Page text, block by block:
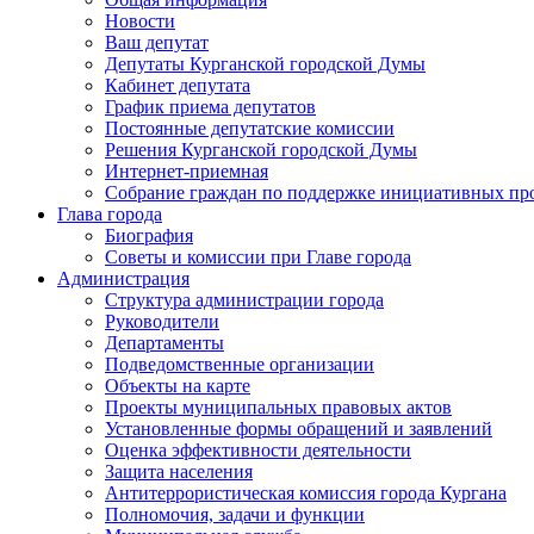
Новости
Ваш депутат
Депутаты Курганской городской Думы
Кабинет депутата
График приема депутатов
Постоянные депутатские комиссии
Решения Курганской городской Думы
Интернет-приемная
Собрание граждан по поддержке инициативных
Глава города
Биография
Советы и комиссии при Главе города
Администрация
Структура администрации города
Руководители
Департаменты
Подведомственные организации
Объекты на карте
Проекты муниципальных правовых актов
Установленные формы обращений и заявлений
Оценка эффективности деятельности
Защита населения
Антитеррористическая комиссия города Кургана
Полномочия, задачи и функции